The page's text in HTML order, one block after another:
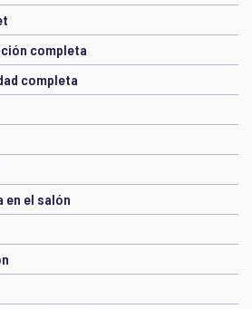
completa
completa
en el salón